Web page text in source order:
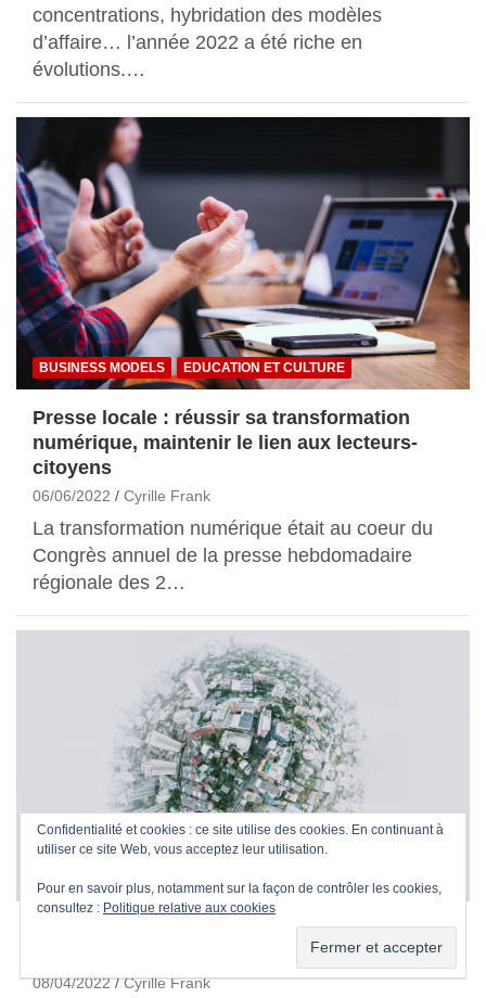
concentrations, hybridation des modèles
d’affaire… l’année 2022 a été riche en
évolutions.…
BUSINESS MODELS EDUCATION ET CULTURE
Presse locale : réussir sa transformation
numérique, maintenir le lien aux lecteurs-
citoyens
06/06/2022 Cyrille Frank
La transformation numérique était au coeur du
Congrès annuel de la presse hebdomadaire
régionale des 2…
BUSINESS MODELS USAGES ET TENDANCES
Tendances de l’information : concentration,
08/04/2022 Cyrille Frank
Confidentialité et cookies : ce site utilise des cookies. En continuant à
utiliser ce site Web, vous acceptez leur utilisation.
Pour en savoir plus, notamment sur la façon de contrôler les cookies,
consultez : Politique relative aux cookies